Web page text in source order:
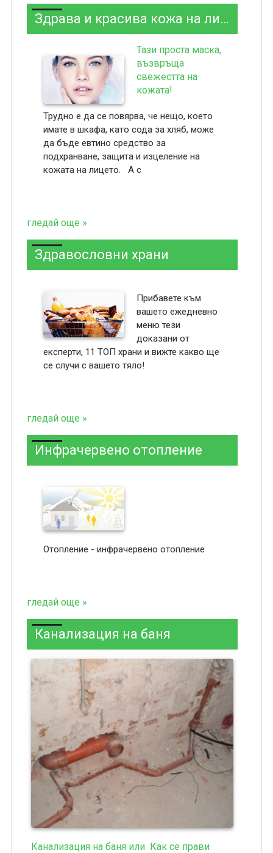
Здрава и красива кожа на лицето
Тази проста маска,
възвръща
свежестта на
кожата!
Трудно е да се повярва, че нещо, което
имате в шкафа, като сода за хляб, може
да бъде евтино средство за
подхранване, защита и изцеление на
кожата на лицето. А с
гледай още »
Здравословни храни
Прибавете към
вашето ежедневно
меню тези
доказани от
експерти, 11 ТОП храни и вижте какво ще
се случи с вашето тяло!
гледай още »
Инфрачервено отопление
Отопление - инфрачервено отопление
гледай още »
Канализация на баня
Канализация на баня или Как се прави